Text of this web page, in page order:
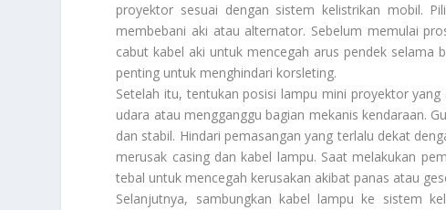
proyektor sesuai dengan sistem kelistrikan mobil.
membebani aki atau alternator. Sebelum memulai
cabut kabel aki untuk mencegah arus pendek selama
penting untuk menghindari korsleting.
Setelah itu, tentukan posisi lampu mini proyektor
udara atau mengganggu bagian mekanis kendaraan.
dan stabil. Hindari pemasangan yang terlalu dekat
merusak casing dan kabel lampu. Saat melakukan
tebal untuk mencegah kerusakan akibat panas atau
Selanjutnya, sambungkan kabel lampu ke sistem